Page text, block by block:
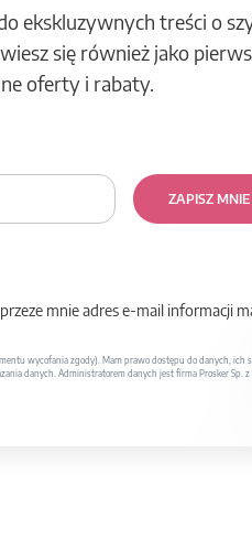
ekskluzywnych treści o
się również jako
oferty i rabaty.
ZAPISZ MNIE
mnie adres e-mail informacji
wycofania zgody). Mam prawo dostępu do danych, ich
danych. Administratorem danych jest firma Prosker Sp. z